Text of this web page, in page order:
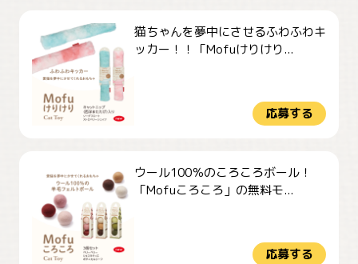
猫ちゃんを夢中にさせるふわふわキ
ッカー！！「Mofuけりけり...
応募する
ウール100％のころころボール！
「Mofuころころ」の無料モ...
応募する